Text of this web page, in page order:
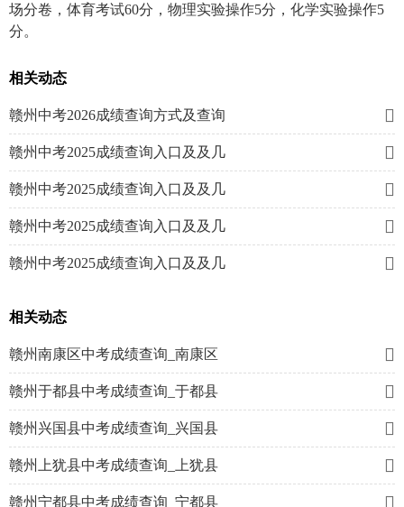
场分卷，体育考试60分，物理实验操作5分，化学实验操作5
分‌。
相关动态

赣州中考2026成绩查询方式及查询

赣州中考2025成绩查询入口及及几

赣州中考2025成绩查询入口及及几

赣州中考2025成绩查询入口及及几

赣州中考2025成绩查询入口及及几
相关动态

赣州南康区中考成绩查询_南康区

赣州于都县中考成绩查询_于都县

赣州兴国县中考成绩查询_兴国县

赣州上犹县中考成绩查询_上犹县

赣州宁都县中考成绩查询_宁都县